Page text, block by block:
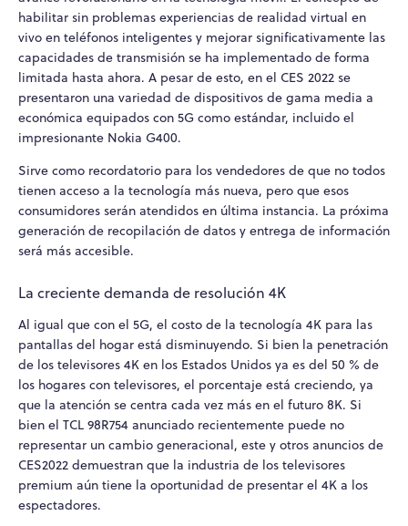
habilitar sin problemas experiencias de realidad virtual en
vivo en teléfonos inteligentes y mejorar significativamente las
capacidades de transmisión se ha implementado de forma
limitada hasta ahora. A pesar de esto, en el CES 2022 se
presentaron una variedad de dispositivos de gama media a
económica equipados con 5G como estándar, incluido el
impresionante Nokia G400.
Sirve como recordatorio para los vendedores de que no todos
tienen acceso a la tecnología más nueva, pero que esos
consumidores serán atendidos en última instancia. La próxima
generación de recopilación de datos y entrega de información
será más accesible.
La creciente demanda de resolución 4K
Al igual que con el 5G, el costo de la tecnología 4K para las
pantallas del hogar está disminuyendo. Si bien la penetración
de los televisores 4K en los Estados Unidos ya es del 50 % de
los hogares con televisores, el porcentaje está creciendo, ya
que la atención se centra cada vez más en el futuro 8K. Si
bien el TCL 98R754 anunciado recientemente puede no
representar un cambio generacional, este y otros anuncios de
CES2022 demuestran que la industria de los televisores
premium aún tiene la oportunidad de presentar el 4K a los
espectadores.